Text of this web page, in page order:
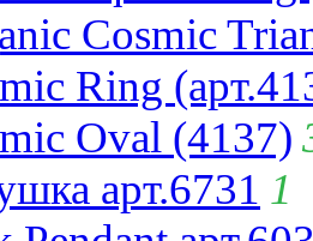
Cosmic
Ring
Oval (4137)
арт.6731 1